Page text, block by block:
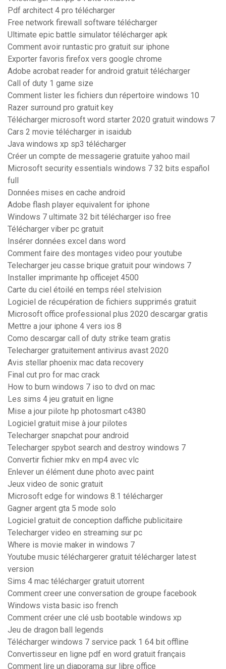
Pdf architect 4 pro télécharger
Free network firewall software télécharger
Ultimate epic battle simulator télécharger apk
Comment avoir runtastic pro gratuit sur iphone
Exporter favoris firefox vers google chrome
Adobe acrobat reader for android gratuit télécharger
Call of duty 1 game size
Comment lister les fichiers dun répertoire windows 10
Razer surround pro gratuit key
Télécharger microsoft word starter 2020 gratuit windows 7
Cars 2 movie télécharger in isaidub
Java windows xp sp3 télécharger
Créer un compte de messagerie gratuite yahoo mail
Microsoft security essentials windows 7 32 bits español
full
Données mises en cache android
Adobe flash player equivalent for iphone
Windows 7 ultimate 32 bit télécharger iso free
Télécharger viber pc gratuit
Insérer données excel dans word
Comment faire des montages video pour youtube
Telecharger jeu casse brique gratuit pour windows 7
Installer imprimante hp officejet 4500
Carte du ciel étoilé en temps réel stelvision
Logiciel de récupération de fichiers supprimés gratuit
Microsoft office professional plus 2020 descargar gratis
Mettre a jour iphone 4 vers ios 8
Como descargar call of duty strike team gratis
Telecharger gratuitement antivirus avast 2020
Avis stellar phoenix mac data recovery
Final cut pro for mac crack
How to burn windows 7 iso to dvd on mac
Les sims 4 jeu gratuit en ligne
Mise a jour pilote hp photosmart c4380
Logiciel gratuit mise à jour pilotes
Telecharger snapchat pour android
Telecharger spybot search and destroy windows 7
Convertir fichier mkv en mp4 avec vlc
Enlever un élément dune photo avec paint
Jeux video de sonic gratuit
Microsoft edge for windows 8.1 télécharger
Gagner argent gta 5 mode solo
Logiciel gratuit de conception daffiche publicitaire
Telecharger video en streaming sur pc
Where is movie maker in windows 7
Youtube music téléchargerer gratuit télécharger latest
version
Sims 4 mac télécharger gratuit utorrent
Comment creer une conversation de groupe facebook
Windows vista basic iso french
Comment créer une clé usb bootable windows xp
Jeu de dragon ball legends
Télécharger windows 7 service pack 1 64 bit offline
Convertisseur en ligne pdf en word gratuit français
Comment lire un diaporama sur libre office